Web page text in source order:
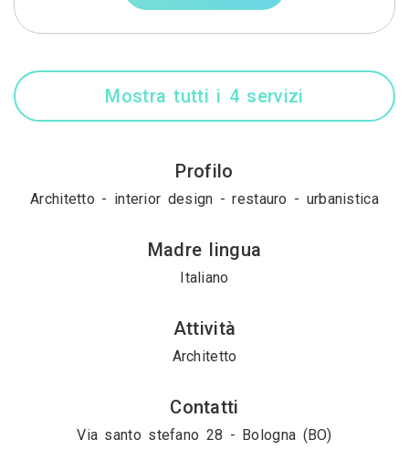
Mostra tutti i 4 servizi
Profilo
Architetto - interior design - restauro - urbanistica
Madre lingua
Italiano
Attività
Architetto
Contatti
Via santo stefano 28 - Bologna (BO)